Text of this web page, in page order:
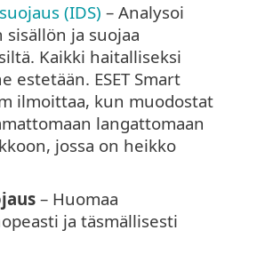
(IDS) – Analysoi
ja suojaa
Kaikki haitalliseksi
estetään. ESET Smart
ilmoittaa, kun muodostat
langattomaan
jossa on heikko
– Huomaa
ja täsmällisesti